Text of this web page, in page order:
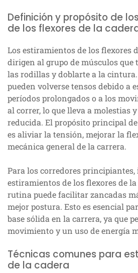
Definición y propósito de
de los flexores de la
Los estiramientos de los flexores
dirigen al grupo de músculos
las rodillas y doblarte a la
pueden volverse tensos debido a
períodos prolongados o a los
al correr, lo que lleva a molestias
reducida. El propósito principal
es aliviar la tensión, mejorar la
mecánica general de la carrera.
Para los corredores
estiramientos de los flexores de
rutina puede facilitar zancadas
mejor postura. Esto es esencial
base sólida en la carrera, ya que
movimiento y un uso de energía
Técnicas comunes para
de la cadera